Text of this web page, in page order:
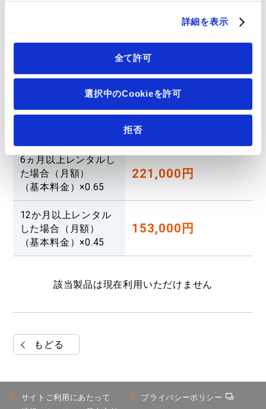
詳細を表示
全て許可
選択中のCookieを許可
拒否
付属オプション
観測窓なし、PC通信機能GPIB、ケーブル孔
φ100（左側面13D）、取扱説明書（冊子）
レンタル料金（税別） ？
340,000円
6ヵ月以上レンタルし
た場合（月額）
（基本料金）×0.65
221,000円
12か月以上レンタル
した場合（月額）
（基本料金）×0.45
153,000円
該当製品は現在利用いただけません
もどる
サイトご利用にあたって
プライバシーポリシー